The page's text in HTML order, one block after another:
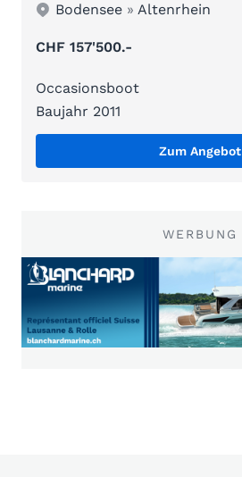
Bodensee »Altenrhein
CHF 157'500.-
Occasionsboot
Baujahr 2011
Zum Angebot
WERBUNG